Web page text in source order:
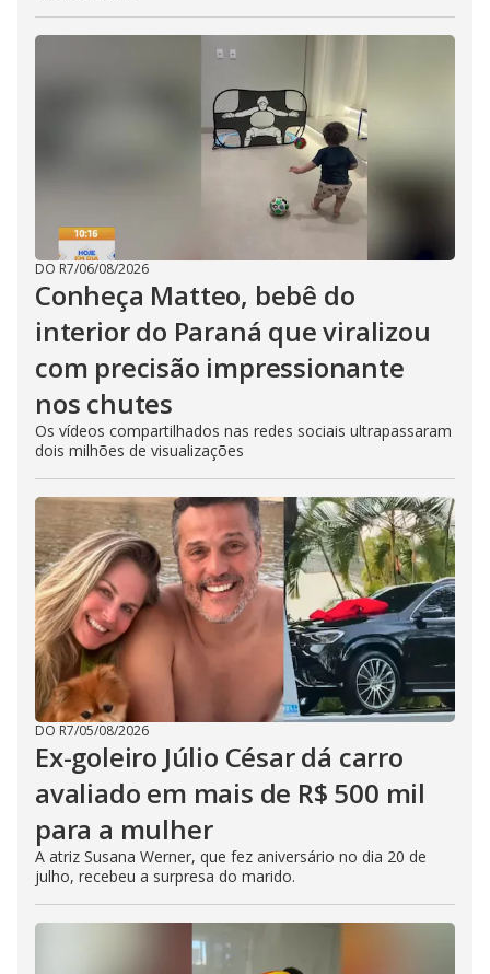
DO R7/06/08/2026
Conheça Matteo, bebê do
interior do Paraná que viralizou
com precisão impressionante
nos chutes
Os vídeos compartilhados nas redes sociais ultrapassaram
dois milhões de visualizações
DO R7/05/08/2026
Ex-goleiro Júlio César dá carro
avaliado em mais de R$ 500 mil
para a mulher
A atriz Susana Werner, que fez aniversário no dia 20 de
julho, recebeu a surpresa do marido.